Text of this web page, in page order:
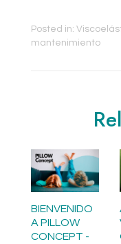
Posted in:
mantenimiento
BIENVENIDO
A PILLOW
CONCEPT -